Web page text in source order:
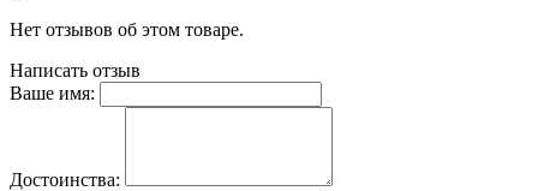
Нет отзывов об этом товаре.
Написать отзыв
Ваше имя:
Достоинства: